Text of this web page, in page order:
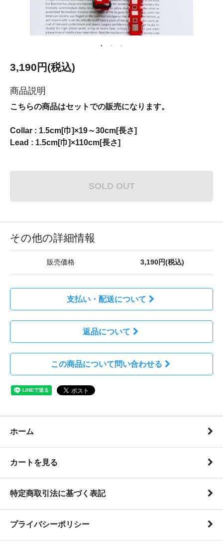
3,190円(税込)
商品説明
こちらの商品はセットでの販売になります。
Collar : 1.5cm[巾]×19～30cm[長さ]
Lead : 1.5cm[巾]×110cm[長さ]
SOLD OUT
その他の詳細情報
販売価格 3,190円(税込)
支払い・配送について
返品について
この商品について問い合わせる
ホーム
カートを見る
特定商取引法に基づく表記
プライバシーポリシー